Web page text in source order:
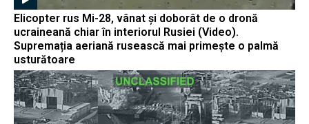
Elicopter rus Mi-28, vânat și doborât de o dronă
ucraineană chiar în interiorul Rusiei (Video).
Supremația aeriană rusească mai primește o palmă
usturătoare